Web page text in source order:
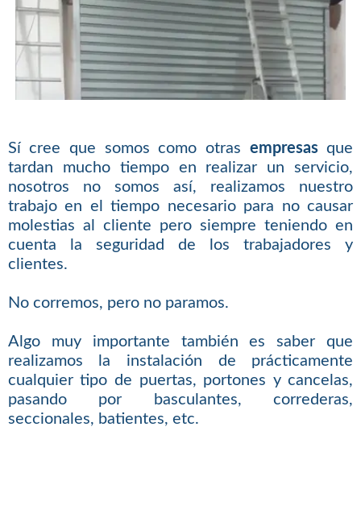
Sí cree que somos como otras empresasque
tardan mucho tiempo en realizar un servicio,
nosotros no somos así, realizamos nuestro
trabajo en el tiempo necesario para no causar
molestias al cliente pero siempre teniendo en
cuenta la seguridad de los trabajadores y
clientes.
No corremos, pero no paramos.
Algo muy importante también es saber que
realizamos la instalación de prácticamente
cualquier tipo de puertas, portones y cancelas,
pasando por basculantes, correderas,
seccionales, batientes, etc.